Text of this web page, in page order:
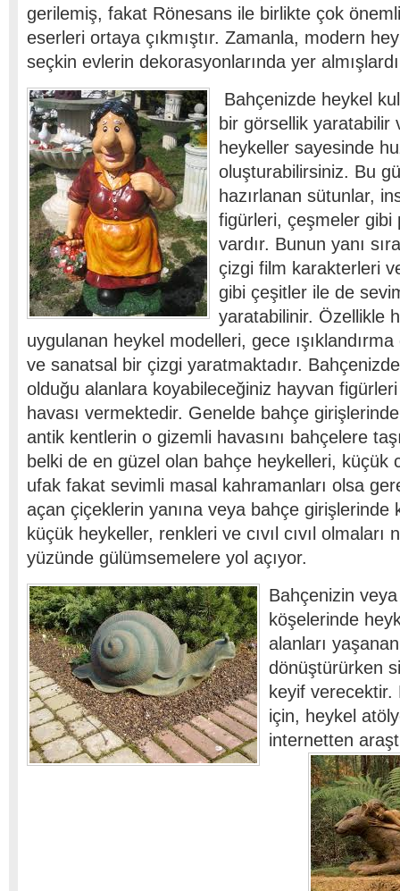
gerilemiş, fakat Rönesans ile birlikte çok
eserleri ortaya çıkmıştır. Zamanla, modern
seçkin evlerin dekorasyonlarında yer
Bahçenizde heykel
bir görsellik yaratabilir
heykeller sayesinde
oluşturabilirsiniz. Bu
hazırlanan sütunlar,
figürleri, çeşmeler gibi
vardır. Bunun yanı
çizgi film karakterleri
gibi çeşitler ile de
yaratabilinir. Özellikle
uygulanan heykel modelleri, gece
ve sanatsal bir çizgi yaratmaktadır.
olduğu alanlara koyabileceğiniz hayvan
havası vermektedir. Genelde bahçe
antik kentlerin o gizemli havasını bahçelere
belki de en güzel olan bahçe heykelleri, küçük
ufak fakat sevimli masal kahramanları olsa
açan çiçeklerin yanına veya bahçe girişlerinde
küçük heykeller, renkleri ve cıvıl cıvıl olmaları
yüzünde gülümsemelere yol açıyor.
Bahçenizin
köşelerinde
alanları
dönüştürürken
keyif verecektir.
için, heykel
internetten